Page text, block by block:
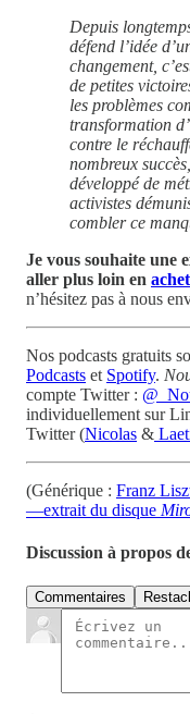
Depuis
défend l’idée
changement,
de petites
les problèmes
transformation
contre le
nombreux
développé de
activistes
combler ce
Je vous souhaite une
aller plus loin en
n’hésitez pas à nous
Nos podcasts gratuits
Podcasts et Spotify.
compte Twitter :
individuellement sur
Twitter (Nicolas &
(Générique : Franz
—extrait du disque
Discussion à propos
Commentaires